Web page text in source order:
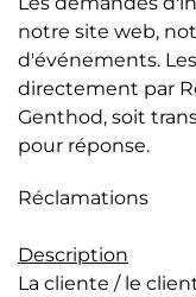
notre site web,
d'événements.
directement par
Genthod, soit
pour réponse.
Réclamations
Description
La cliente / le